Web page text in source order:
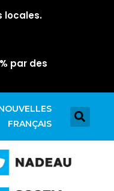
locales.
par des
FRANÇAIS